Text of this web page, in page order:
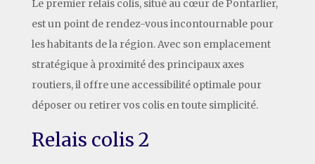
Le premier relais colis, situé au cœur de Pontarlier,
est un point de rendez-vous incontournable pour
les habitants de la région. Avec son emplacement
stratégique à proximité des principaux axes
routiers, il offre une accessibilité optimale pour
déposer ou retirer vos colis en toute simplicité.
Relais colis 2